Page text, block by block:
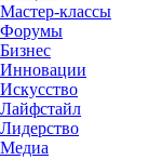
Мастер-классы
Форумы
Бизнес
Инновации
Искусство
Лайфстайл
Лидерство
Медиа